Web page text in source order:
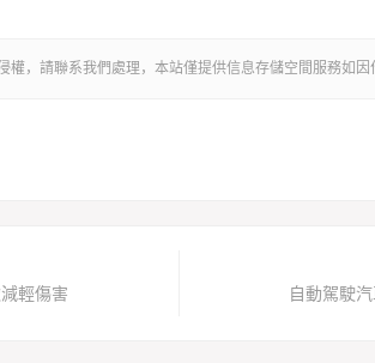
權，請聯系我們處理，本站僅提供信息存儲空間服務如
輕傷害
自動駕駛